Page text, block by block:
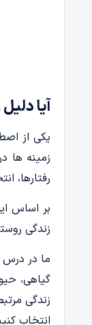
آیا
یکی از
زمینه ها
رفتارها،
بر اساس
زندگی
ما در درس
گیاهی،
زندگی
انتخاب